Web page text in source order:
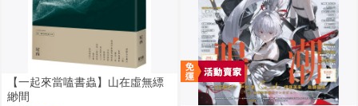
【一起來當嗑書蟲】山在虛無縹
緲間